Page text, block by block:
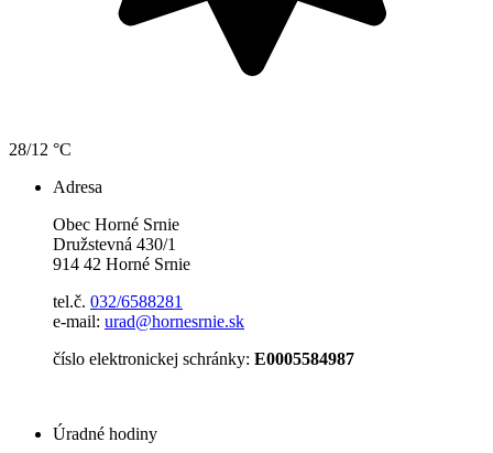
28/12 °C
Adresa
Obec Horné Srnie
Družstevná 430/1
914 42 Horné Srnie
tel.č. 032/6588281
e-mail: urad@hornesrnie.sk
číslo elektronickej schránky: E0005584987
Úradné hodiny